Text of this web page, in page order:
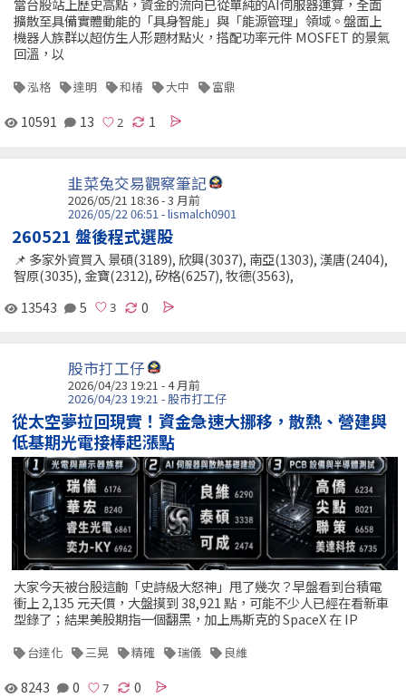
當台股站上歷史高點，資金的流向已從單純的AI伺服器運算，全面
擴散至具備實體動能的「具身智能」與「能源管理」領域。盤面上
機器人族群以超仿生人形題材點火，搭配功率元件 MOSFET 的景氣
回溫，以
泓格 達明 和椿 大中 富鼎
10591 13 1
韭菜兔交易觀察筆記
2026/05/21 18:36 - 3 月前
2026/05/22 06:51 - lismalch0901
260521 盤後程式選股
📌 多家外資買入 景碩(3189), 欣興(3037), 南亞(1303), 漢唐(2404),
智原(3035), 金寶(2312), 矽格(6257), 牧德(3563),
13543
5 0
股市打工仔
2026/04/23 19:21 - 4 月前
2026/04/23 19:21 - 股市打工仔
從太空夢拉回現實！資金急速大挪移，散熱、營建與
低基期光電接棒起漲點
大家今天被台股這齣「史詩級大怒神」甩了幾次？早盤看到台積電
衝上 2,135 元天價，大盤摸到 38,921 點，可能不少人已經在看新車
型錄了；結果美股期指一個翻黑，加上馬斯克的 SpaceX 在 IP
台達化 三晃 精確 瑞儀 良維
8243 0 0